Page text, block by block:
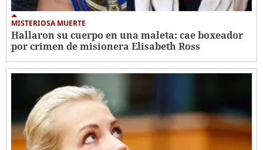
MISTERIOSA MUERTE
Hallaron su cuerpo en una maleta: cae boxeador
por crimen de misionera Elisabeth Ross